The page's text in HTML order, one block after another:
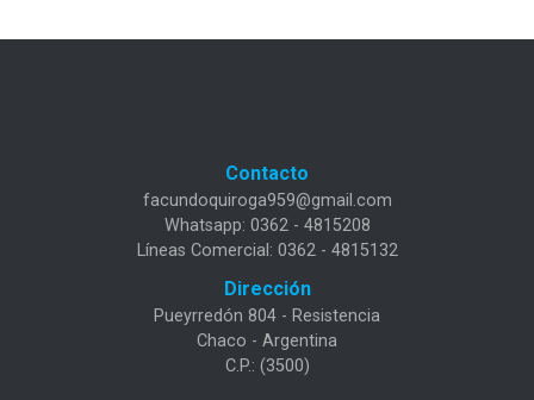
Contacto
facundoquiroga959@gmail.com
Whatsapp: 0362 - 4815208
Líneas Comercial: 0362 - 4815132
Dirección
Pueyrredón 804 - Resistencia
Chaco - Argentina
C.P.: (3500)